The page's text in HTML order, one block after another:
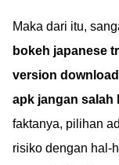
Maka dari itu,
bokeh japanese
version
apk jangan salah
faktanya, pilihan
risiko dengan hal-